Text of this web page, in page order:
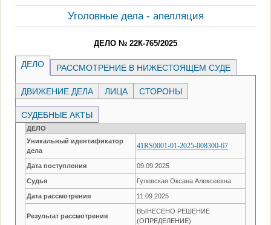
Уголовные дела - апелляция
ДЕЛО № 22К-765/2025
ДЕЛО РАССМОТРЕНИЕ В НИЖЕСТОЯЩЕМ СУДЕ
ДВИЖЕНИЕ ДЕЛА ЛИЦА СТОРОНЫ
СУДЕБНЫЕ АКТЫ
ДЕЛО
Уникальный идентификатор
дела
41RS0001-01-2025-008300-67
Дата поступления 09.09.2025
Судья Гулевская Оксана Алексеевна
Дата рассмотрения 11.09.2025
Результат рассмотрения
ВЫНЕСЕНО РЕШЕНИЕ
(ОПРЕДЕЛЕНИЕ)